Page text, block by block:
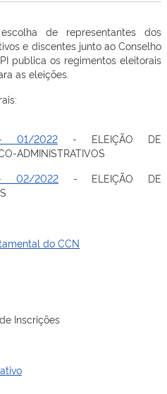
de representantes dos
e discentes junto ao Conselho
publica os regimentos eleitorais
as eleições.
- 01/2022 - ELEIÇÃO DE
ADMINISTRATIVOS
- 02/2022 - ELEIÇÃO DE
do CCN
Inscrições